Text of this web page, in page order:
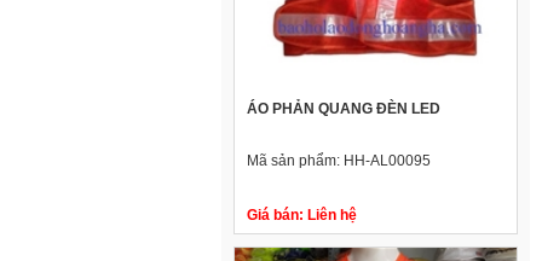
ÁO PHẢN QUANG ĐÈN LED
Mã sản phẩm: HH-AL00095
Giá bán: Liên hệ